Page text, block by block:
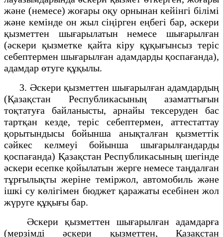
және (немесе) жоғары оқу орнынан кейінгі білімі
және кемінде он жыл сіңірген еңбегі бар, әскери
қызметтен шығарылатын немесе шығарылған
(әскери қызметке қайта кіру құқығынсыз теріс
себептермен шығарылған адамдарды қоспағанда),
адамдар өтуге құқылы.
3. Әскери қызметтен шығарылған адамдардың
(Қазақстан Республикасының азаматтығын
тоқтатуға байланысты, арнайы тексеруден бас
тартқан кезде, теріс себептермен, аттестаттау
қорытындысы бойынша анықталған қызметтік
сəйкес келмеуі бойынша шығарылғандарды
қоспағанда) Қазақстан Республикасының шегінде
әскери есепке қойылатын жерге немесе таңдалған
тұрғылықты жеріне теміржол, автомобиль және
ішкі су көлігімен бюджет қаражаты есебіненжол
жүруге құқығы бар.
Әскери қызметтен шығарылған адамдарға
(мерзімді әскери қызметтен, Қазақстан